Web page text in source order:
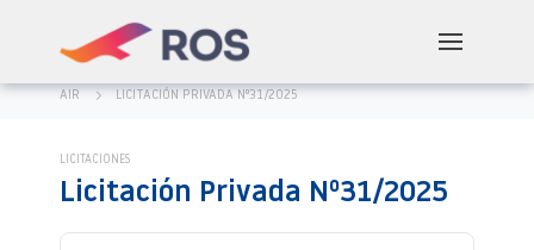
AIR LICITACIÓN PRIVADA Nº31/2025
LICITACIONES
Licitación Privada Nº31/2025